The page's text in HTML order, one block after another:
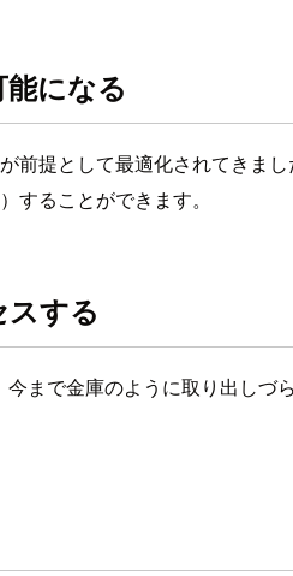
になる
前提として最適化されてきま
することができます。
する
まで金庫のように取り出し